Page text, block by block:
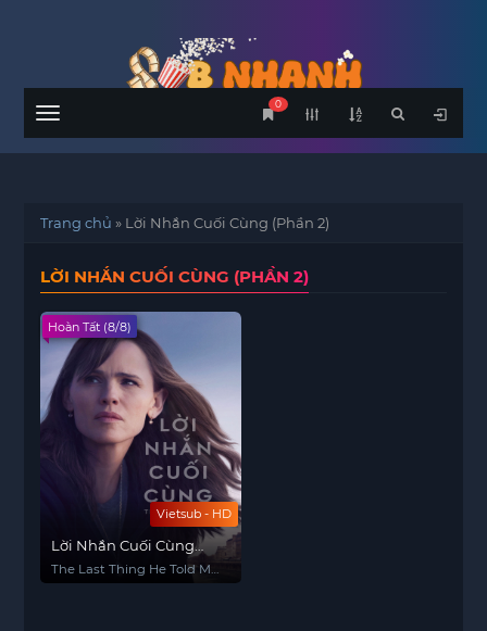
Menu
0
Trang chủ » Lời Nhắn Cuối Cùng (Phần 2)
LỜI NHẮN CUỐI CÙNG (PHẦN 2)
Vietsub - HD
Hoàn Tất (8/8)
Lời Nhắn Cuối Cùng
(Phần 2)
The Last Thing He Told Me